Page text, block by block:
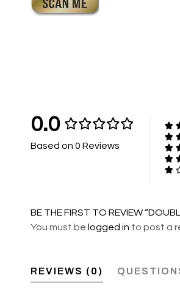
0.0
Based on 0 Reviews
BE THE FIRST TO REVIEW
You must be logged in to post a
REVIEWS (0)